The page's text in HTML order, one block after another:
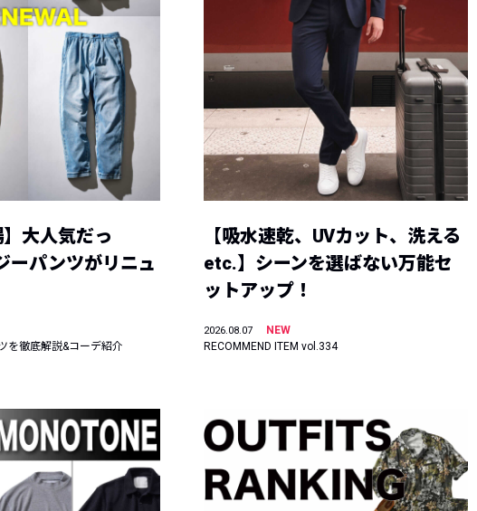
】大人気だっ
ーパンツがリニュ
を徹底解説&コーデ紹介
【吸水速乾、UVカット、洗える
etc.】シーンを選ばない万能セ
ットアップ！
2026.08.07
NEW
RECOMMEND ITEM vol.334